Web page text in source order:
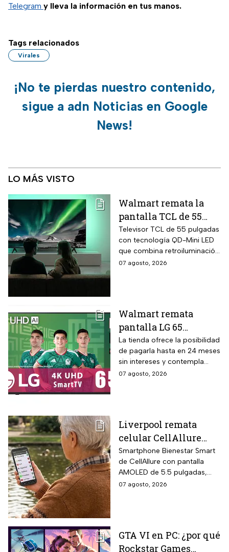
Telegram y lleva la información en tus manos.
Tags relacionados
Virales
¡No te pierdas nuestro contenido,
sigue a adn Noticias en Google
News!
LO MÁS VISTO
Walmart remata la
pantalla TCL de 55
pulgadas 4K QD-Mini
Led con $6,600 de
descuento en línea y
hasta 24 meses sin
Televisor TCL de 55 pulgadas
con tecnología QD-Mini LED
que combina retroiluminación
Mini LED de casi precisión
plataforma Google TV.
07 agosto, 2026
Walmart remata
pantalla LG 65
pulgadas UHD 4K con
funciones de
inteligencia artificial
ThinQ
La tienda ofrece la posibilidad
de pagarla hasta en 24 meses
sin intereses y contempla
devoluciones hasta 30 días
07 agosto, 2026
Liverpool remata
celular CellAllure
Smart AMOLED 5.5
pulgadas con botón
SOS, ideal para adultos
mayores: rebaja de 55%
Smartphone Bienestar Smart
de CellAllure con pantalla
AMOLED de 5.5 pulgadas,
sistema operativo Android 13
ubicado en la parte trasera
del equipo que activa llamada
07 agosto, 2026
GTA VI en PC: ¿por qué
Rockstar Games